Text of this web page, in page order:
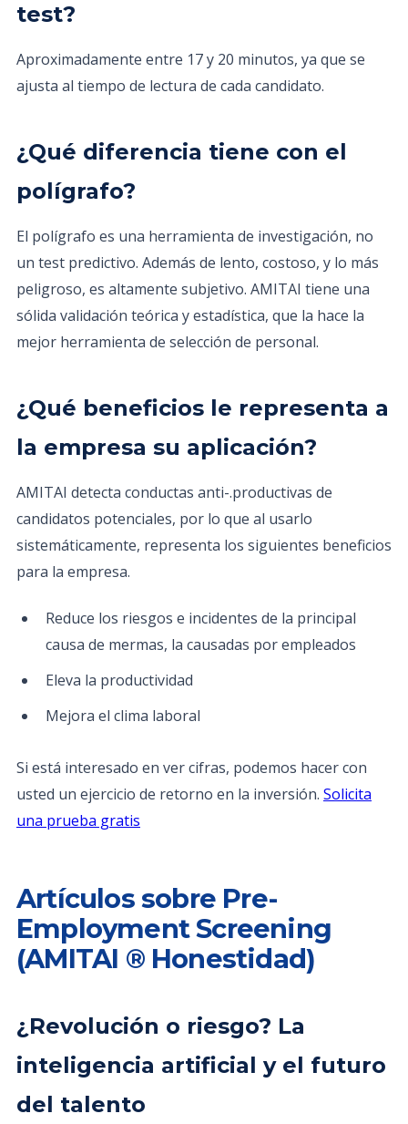
test?
Aproximadamente entre 17 y 20 minutos, ya que se
ajusta al tiempo de lectura de cada candidato.
¿Qué diferencia tiene con el
polígrafo?
El polígrafo es una herramienta de investigación, no
un test predictivo. Además de lento, costoso, y lo más
peligroso, es altamente subjetivo. AMITAI tiene una
sólida validación teórica y estadística, que la hace la
mejor herramienta de selección de personal.
¿Qué beneficios le representa a
la empresa su aplicación?
AMITAI detecta conductas anti-.productivas de
candidatos potenciales, por lo que al usarlo
sistemáticamente, representa los siguientes beneficios
para la empresa.
Reduce los riesgos e incidentes de la principal
causa de mermas, la causadas por empleados
Eleva la productividad
Mejora el clima laboral
Si está interesado en ver cifras, podemos hacer con
usted un ejercicio de retorno en la inversión. Solicita
una prueba gratis
Artículos sobre Pre-
Employment Screening
(AMITAI ® Honestidad)
¿Revolución o riesgo? La
inteligencia artificial y el futuro
del talento